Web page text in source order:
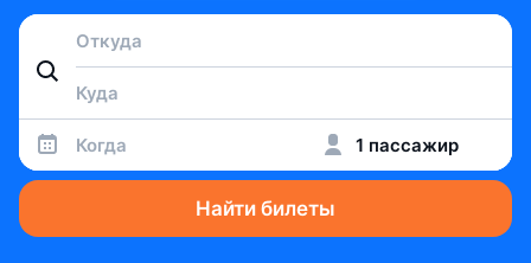
Когда 1 пассажир
Найти билеты